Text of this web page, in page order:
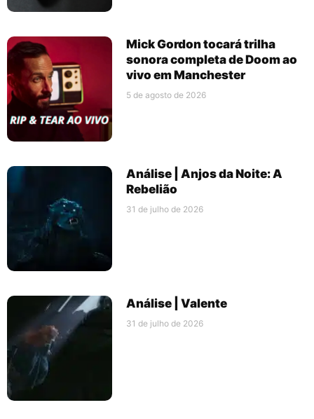
Mick Gordon tocará trilha
sonora completa de Doom ao
vivo em Manchester
5 de agosto de 2026
Análise | Anjos da Noite: A
Rebelião
31 de julho de 2026
Análise | Valente
31 de julho de 2026